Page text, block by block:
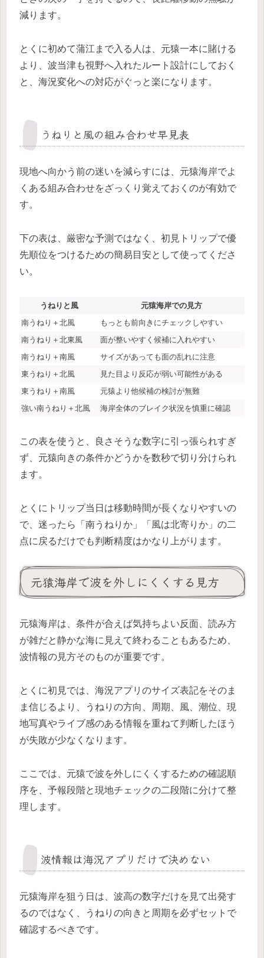
減ります。
とくに初めて蒲江まで入る人は、元猿一本に賭ける
より、波当津も視野へ入れたルート設計にしておく
と、海況変化への対応がぐっと楽になります。
うねりと風の組み合わせ早見表
現地へ向かう前の迷いを減らすには、元猿海岸でよ
くある組み合わせをざっくり覚えておくのが有効で
す。
下の表は、厳密な予測ではなく、初見トリップで優
先順位をつけるための簡易目安として使ってくださ
い。
うねりと風
元猿海岸での見方
南うねり＋北風
もっとも前向きにチェックしやすい
南うねり＋北東風
面が整いやすく候補に入れやすい
南うねり＋南風
サイズがあっても面の乱れに注意
東うねり＋北風
見た目より反応が弱い可能性がある
東うねり＋南風
元猿より他候補の検討が無難
強い南うねり＋北風
海岸全体のブレイク状況を慎重に確認
この表を使うと、良さそうな数字に引っ張られすぎ
ず、元猿向きの条件かどうかを数秒で切り分けられ
ます。
とくにトリップ当日は移動時間が長くなりやすいの
で、迷ったら「南うねりか」「風は北寄りか」の二
点に戻るだけでも判断精度はかなり上がります。
元猿海岸で波を外しにくくする見方
元猿海岸は、条件が合えば気持ちよい反面、読み方
が雑だと静かな海に見えて終わることもあるため、
波情報の見方そのものが重要です。
とくに初見では、海況アプリのサイズ表記をそのま
ま信じるより、うねりの方向、周期、風、潮位、現
地写真やライブ感のある情報を重ねて判断したほう
が失敗が少なくなります。
ここでは、元猿で波を外しにくくするための確認順
序を、予報段階と現地チェックの二段階に分けて整
理します。
波情報は海況アプリだけで決めない
元猿海岸を狙う日は、波高の数字だけを見て出発す
るのではなく、うねりの向きと周期を必ずセットで
確認するべきです。